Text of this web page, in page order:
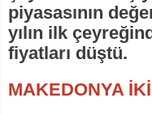
piyasasının
yılın ilk
fiyatları düştü.
MAKEDONYA